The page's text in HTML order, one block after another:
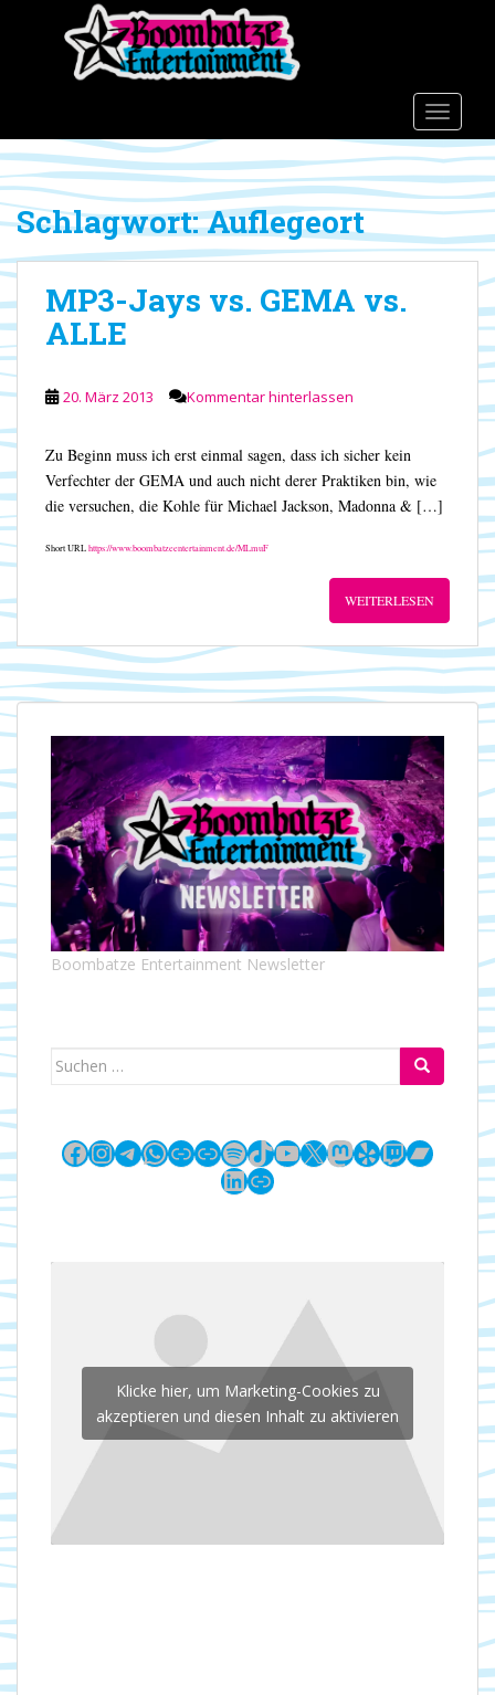
o
m
a
c
t
e
n
Schlagwort:Auflegeort
MP3-Jays vs. GEMA vs.
ALLE
20. März 2013 Kommentar hinterlassen
Zu Beginn muss ich erst einmal sagen, dass ich sicher kein
Verfechter der GEMA und auch nicht derer Praktiken bin, wie
die versuchen, die Kohle für Michael Jackson, Madonna & […]
Short URLhttps://www.boombatzeentertainment.de/MLmuF
WEITERLESEN
Boombatze Entertainment Newsletter
Suchen
Facebook
Instagram
Telegram
WhatsApp
LinkLinkSpotify
TikTok
YouTube
X Mastodon
YelpTwitch
LinkedIn
Link
Klicke hier, um Marketing-Cookies zu
akzeptieren und diesen Inhalt zu aktivieren